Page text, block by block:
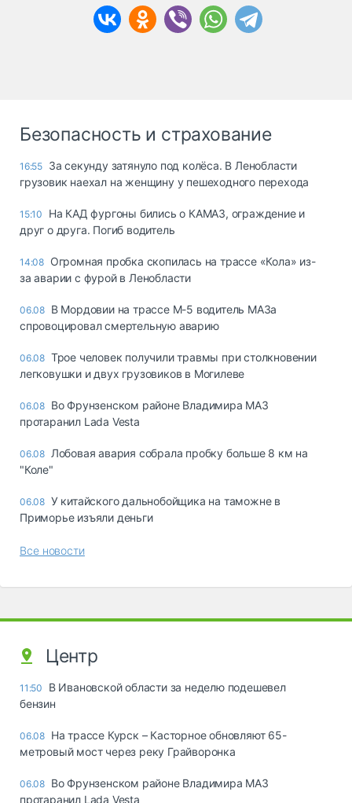
Безопасность и страхование
16:55 За секунду затянуло под колёса. В Ленобласти
грузовик наехал на женщину у пешеходного перехода
15:10
На КАД фургоны бились о КАМАЗ, ограждение и
друг о друга. Погиб водитель
14:08 Огромная пробка скопилась на трассе «Кола» из-
за аварии с фурой в Ленобласти
06.08 В Мордовии на трассе М-5 водитель МАЗа
спровоцировал смертельную аварию
06.08 Трое человек получили травмы при столкновении
легковушки и двух грузовиков в Могилеве
06.08 Во Фрунзенском районе Владимира МАЗ
протаранил Lada Vesta
06.08 Лобовая авария собрала пробку больше 8 км на
"Коле"
06.08 У китайского дальнобойщика на таможне в
Приморье изъяли деньги
Все новости
Центр
11:50
В Ивановской области за неделю подешевел
бензин
06.08 На трассе Курск – Касторное обновляют 65-
метровый мост через реку Грайворонка
06.08 Во Фрунзенском районе Владимира МАЗ
протаранил Lada Vesta